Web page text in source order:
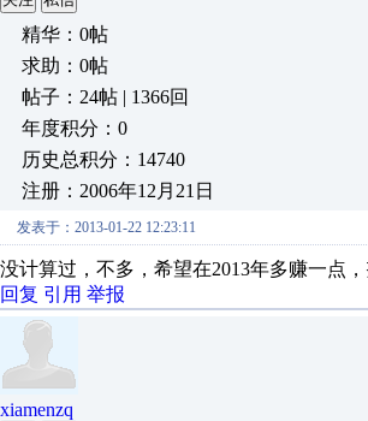
精华：0帖
求助：0帖
帖子：24帖 | 1366回
年度积分：0
历史总积分：14740
注册：2006年12月21日
发表于：2013-01-22 12:23:11
没计算过，不多，希望在2013年多赚一点，
回复 引用 举报
xiamenzq